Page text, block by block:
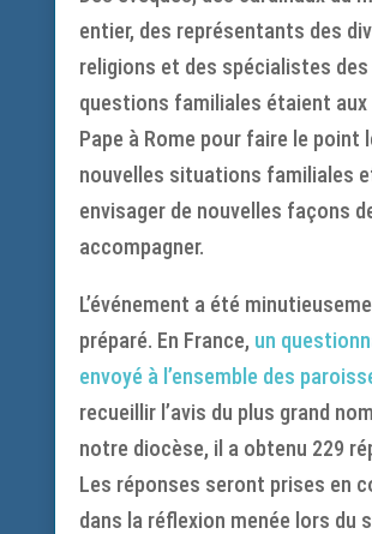
entier, des représentants des
religions et des spécialistes des
questions familiales étaient
Pape à Rome pour faire le point
nouvelles situations familiales
envisager de nouvelles façons
accompagner.
L’événement a été
préparé. En France, un
envoyé à l’ensemble des
recueillir l’avis du plus grand
notre diocèse, il a obtenu 229
Les réponses seront prises en
dans la réflexion menée lors du